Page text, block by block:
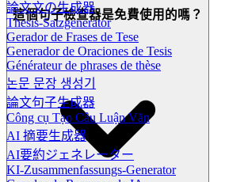
論文文の生成器
Thesis-Satzgenerator
Gerador de Frases de Tese
Generador de Oraciones de Tesis
Générateur de phrases de thèse
논문 문장 생성기
論文句子生成器
Công cụ Tạo Câu Luận Văn
AI 摘要生成器
AI要約ジェネレーター
KI-Zusammenfassungs-Generator
這個句子檢查器是免費使用的嗎？